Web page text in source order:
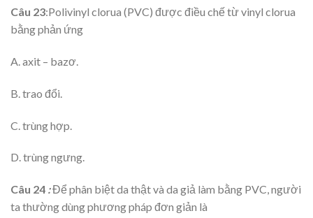
Câu 23:Polivinyl clorua (PVC) được điều chế từ vinyl clorua
bằng phản ứng
A. axit – bazơ.
B. trao đổi.
C. trùng hợp.
D. trùng ngưng.
Câu 24 :Để phân biệt da thật và da giả làm bằng PVC, người
ta thường dùng phương pháp đơn giản là